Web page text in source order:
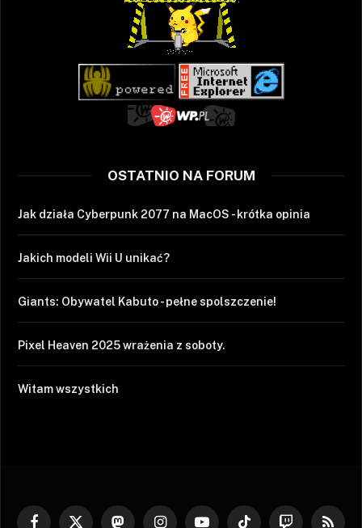
OSTATNIO NA FORUM
Jak działa Cyberpunk 2077 na MacOS - krótka opinia
Jakich modeli Wii U unikać?
Giants: Obywatel Kabuto - pełne spolszczenie!
Pixel Heaven 2025 wrażenia z soboty.
Witam wszystkich